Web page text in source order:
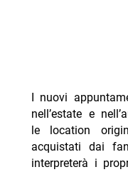
I nuovi
nell’estate e
le location
acquistati dai
interpreterà i